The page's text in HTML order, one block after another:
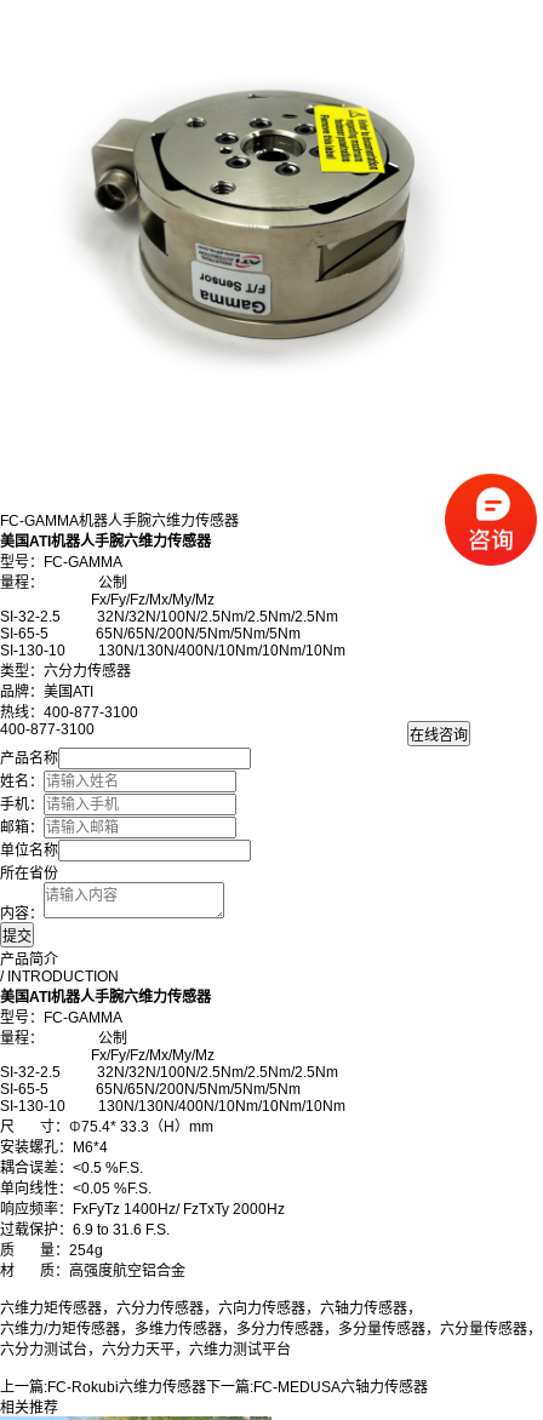
FC-GAMMA机器人手腕六维力传感器
美国ATI机器人手腕六维力传感器
型号：FC-GAMMA
量程： 公制
Fx/Fy/Fz/Mx/My/Mz
SI-32-2.5 32N/32N/100N/2.5Nm/2.5Nm/2.5Nm
SI-65-5 65N/65N/200N/5Nm/5Nm/5Nm
SI-130-10 130N/130N/400N/10Nm/10Nm/10Nm
类型：六分力传感器
品牌：美国ATI
热线：400-877-3100
400-877-3100
产品名称
姓名：
手机：
邮箱：
单位名称
所在省份
内容：
产品简介
/ INTRODUCTION
美国ATI机器人手腕六维力传感器
型号：FC-GAMMA
量程： 公制
Fx/Fy/Fz/Mx/My/Mz
SI-32-2.5 32N/32N/100N/2.5Nm/2.5Nm/2.5Nm
SI-65-5 65N/65N/200N/5Nm/5Nm/5Nm
SI-130-10 130N/130N/400N/10Nm/10Nm/10Nm
尺 寸： Φ75.4* 33.3（H）mm
安装螺孔：M6*4
耦合误差：<0.5 %F.S.
单向线性：<0.05 %F.S.
响应频率：FxFyTz 1400Hz/ FzTxTy 2000Hz
过载保护：6.9 to 31.6 F.S.
质 量：254g
材 质：高强度航空铝合金
六维力矩传感器，六分力传感器，六向力传感器，六轴力传感器，
六维力/力矩传感器，多维力传感器，多分力传感器，多分量传感器，六分量传感器，
六分力测试台，六分力天平，六维力测试平台
上一篇:FC-Rokubi六维力传感器 下一篇:FC-MEDUSA六轴力传感器
相关推荐